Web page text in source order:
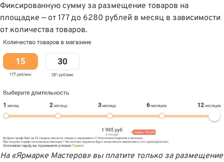
Фиксированную сумму за размещение товаров на
площадке — от 177 до 6280 рублей в месяц в зависимости
от количества товаров.
На «Ярмарке Мастеров» вы платите только за размещение